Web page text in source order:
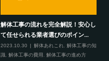
解体工事の流れを完全解説！安心し
て任せられる業者選びのポイン...
2023.10.30 解体あれこれ
解体工事の知
識
解体工事の費用 解体工事の進め方